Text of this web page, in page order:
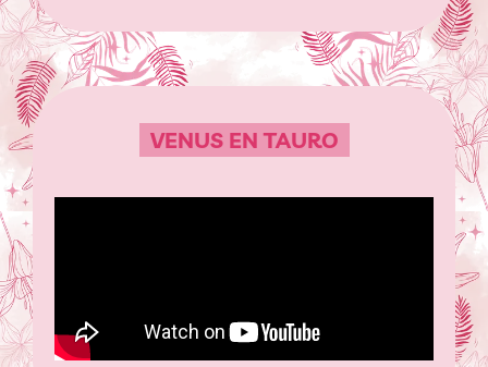
VENUS EN TAURO